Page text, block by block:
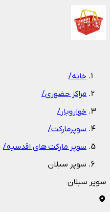
خانه/
مراکز حضوری/
خواروبار/
سوپرمارکت/
سوپر مارکت های اقدسیه/
سوپر سبلان
سوپر سبلان